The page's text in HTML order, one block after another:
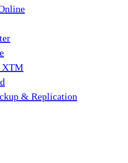
XTM
& Replication